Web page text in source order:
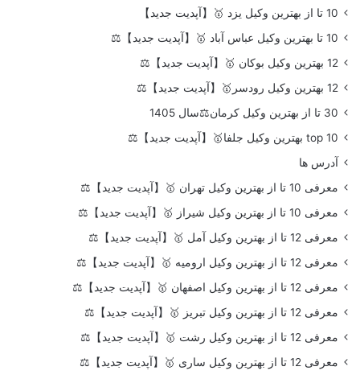
10 تا از بهترین وکیل یزد 🥇【آپدیت جدید】
10 تا بهترین وکیل عباس آباد 🥇【آپدیت جدید】⚖️
12 بهترین وکیل بوکان 🥇【آپدیت جدید】⚖️
12 بهترین وکیل رودسر🥇【آپدیت جدید】⚖️
30 تا از بهترین وکیل کرمان⚖️سال 1405
top 10 بهترین وکیل جلفا🥇【آپدیت جدید】⚖️
آدرس ها
معرفی 10 تا از بهترین وکیل تهران 🥇【آپدیت جدید】⚖️
معرفی 10 تا از بهترین وکیل شیراز 🥇【آپدیت جدید】⚖️
معرفی 12 تا از بهترین وکیل آمل 🥇【آپدیت جدید】⚖️
معرفی 12 تا از بهترین وکیل ارومیه 🥇【آپدیت جدید】⚖️
معرفی 12 تا از بهترین وکیل اصفهان 🥇【آپدیت جدید】⚖️
معرفی 12 تا از بهترین وکیل تبریز 🥇【آپدیت جدید】⚖️
معرفی 12 تا از بهترین وکیل رشت 🥇【آپدیت جدید】⚖️
معرفی 12 تا از بهترین وکیل ساری 🥇【آپدیت جدید】⚖️